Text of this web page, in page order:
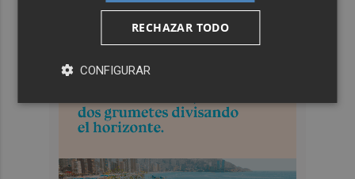
RECHAZAR TODO
CONFIGURAR